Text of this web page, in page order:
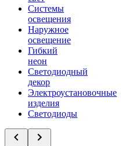
Системы
освещения
Наружное
освещение
Гибкий
неон
Светодиодный
декор
Электроустановочные
изделия
Светодиоды